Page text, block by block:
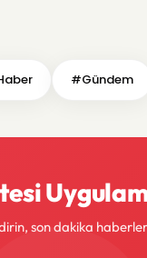
#Gündem
son dakika